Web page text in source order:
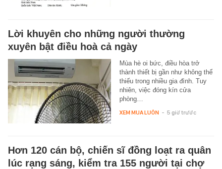
Lời khuyên cho những người thường
xuyên bật điều hoà cả ngày
Mùa hè oi bức, điều hòa trở
thành thiết bị gần như không thể
thiếu trong nhiều gia đình. Tuy
nhiên, việc đóng kín cửa
phòng…
XEM MUA LUÔN - 5 giờ trước
Hơn 120 cán bộ, chiến sĩ đồng loạt ra quân
lúc rạng sáng, kiểm tra 155 người tại chợ